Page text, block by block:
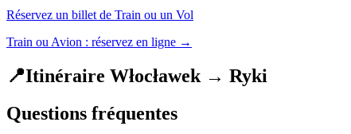
Réservez un billet de Train ou un Vol
Train ou Avion : réservez en ligne →
📍Itinéraire Włocławek → Ryki
Questions fréquentes